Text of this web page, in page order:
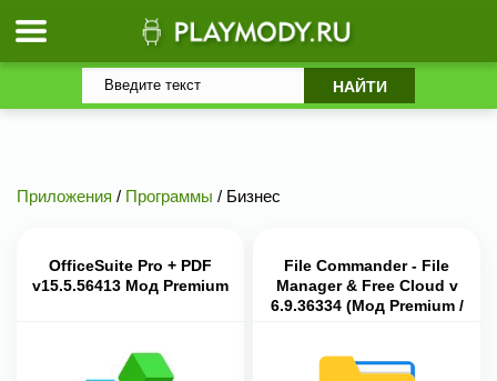
Приложения / Программы / Бизнес
OfficeSuite Pro + PDF
v15.5.56413 Мод Premium
File Commander - File
Manager & Free Cloud v
6.9.36334 (Мод Premium /